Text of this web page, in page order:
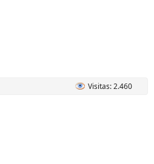
Visitas: 2.460